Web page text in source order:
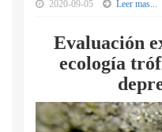
2020-09-05 Leer mas...
Evaluación
ecología